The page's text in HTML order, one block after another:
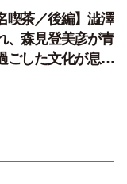
喫茶／後編】澁澤
、森見登美彦が青
ごした文化が息づ